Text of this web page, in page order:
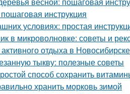
инструкция
условиях: простая
в микроволновке: советы и
отдыха в Новосибирске
тыкву: полезные советы
способ сохранить
хранить морковь зимой